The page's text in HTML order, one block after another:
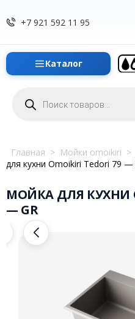
+7 921 592 11 95
Каталог
товаров
Главная > Мойки omoikiri >
для кухни Omoikiri Tedori 79
МОЙКА ДЛЯ КУХНИ
— GR